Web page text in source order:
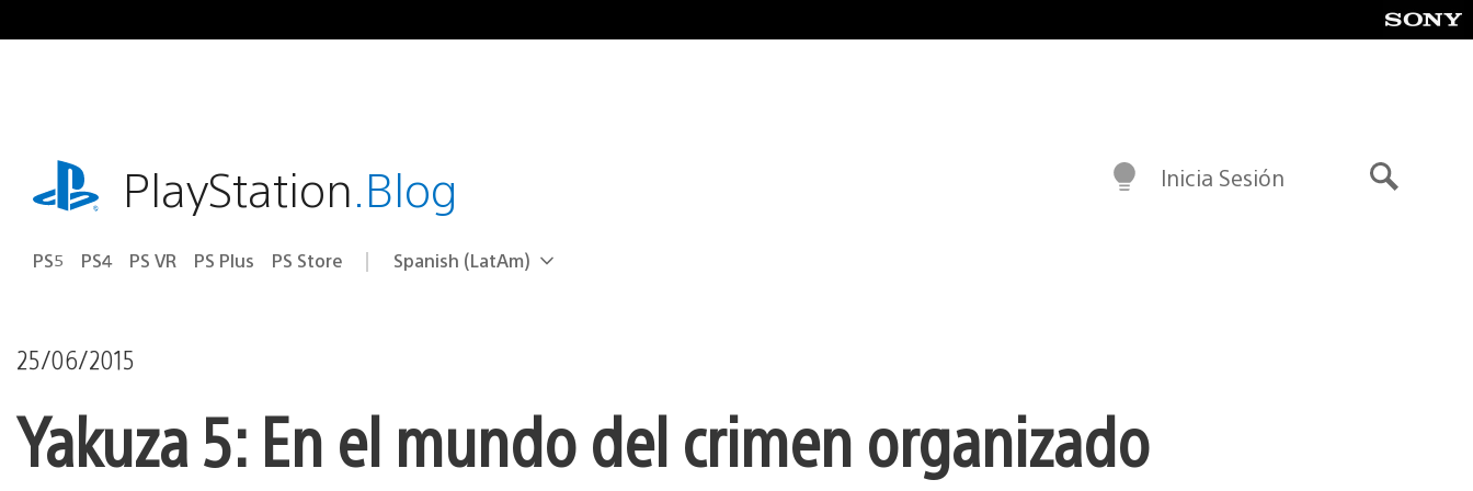
al
playstation.comPlayStation.Blog
PS5 PS4 PS VR PS Plus PS Store Elige
Región
Spanish (LatAm)
Inicia Sesión
25/06/2015
Yakuza 5: En el mundo del crimen organizado